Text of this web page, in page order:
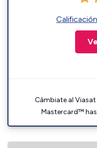
Cámbiate al
Mastercard™